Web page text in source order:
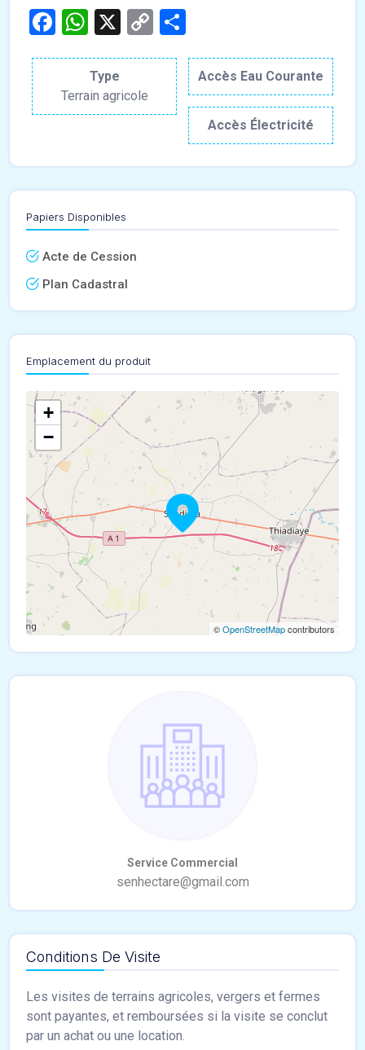
Facebook
WhatsApp
X
Copy
Type
Terrain agricole
Accès Eau Courante
Accès Électricité
Papiers Disponibles
Acte de Cession
Plan Cadastral
Emplacement du produit
+
−
©OpenStreetMapcontributors
Conditions De Visite
Les visites de terrains agricoles, vergers et fermes
sont payantes, et remboursées si la visite se conclut
par un achat ou une location.